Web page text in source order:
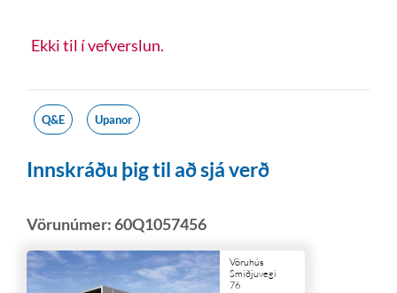
Ekki til í vefverslun.
Q&E Upanor
Innskráðu þig til að sjá verð
Vörunúmer:60Q1057456
Vöruhús
Smiðjuvegi
76